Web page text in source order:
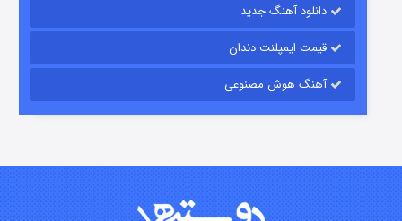
قسمت۷ (زیرنویس) منتشر شد
دانلود آهنگ جدید
قیمت ایمپلنت دندان
آهنگ هوش مصنوعی